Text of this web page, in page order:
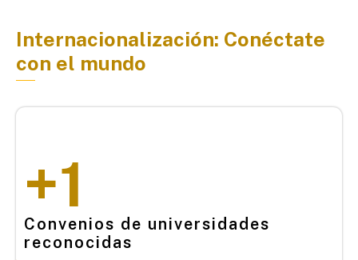
Internacionalización: Conéctate
con el mundo
Convenios de universidades
reconocidas
+1